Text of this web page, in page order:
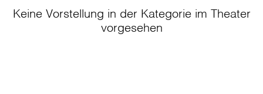
Keine Vorstellung in der Kategorie im Theater
vorgesehen